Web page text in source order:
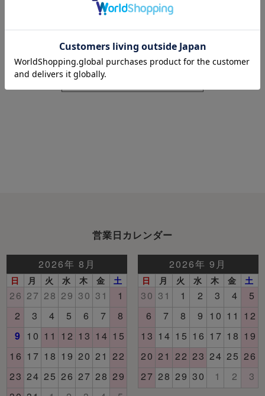
ダーメイド】
パジャマ 上下セ
ット・長袖/前開
き/襟あり 【オー
ダーメイド】
き/襟なし 【オー
ダーメイド】
営業日カレンダー